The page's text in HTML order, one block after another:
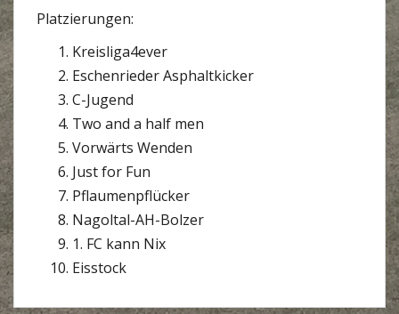
Platzierungen:
Kreisliga4ever
Eschenrieder Asphaltkicker
C-Jugend
Two and a half men
Vorwärts Wenden
Just for Fun
Pflaumenpflücker
Nagoltal-AH-Bolzer
1. FC kann Nix
Eisstock